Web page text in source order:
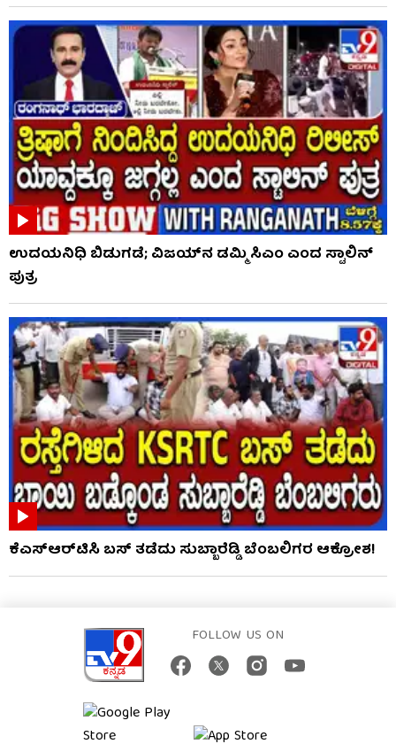
ಉದಯನಿಧಿ ಬಿಡುಗಡೆ; ವಿಜಯ್​​ನ ಡಮ್ಮಿ ಸಿಎಂ ಎಂದ ಸ್ಟಾಲಿನ್
ಪುತ್ರ
ಕೆಎಸ್​ಆರ್​ಟಿಸಿ ಬಸ್​ ತಡೆದು ಸುಬ್ಬಾರೆಡ್ಡಿ ಬೆಂಬಲಿಗರ ಆಕ್ರೋಶ!
FOLLOW US ON